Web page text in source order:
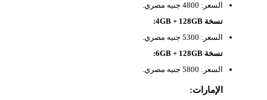
السعر: 4800 جنيه مصري.
نسخة 4GB + 128GB:
السعر: 5300 جنيه مصري.
نسخة 6GB + 128GB:
السعر: 5800 جنيه مصري.
الإمارات: